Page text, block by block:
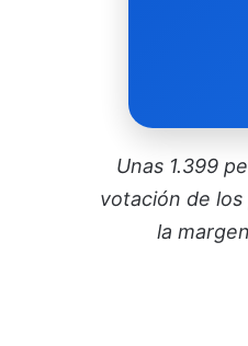
Unas 1.399
votación de
la